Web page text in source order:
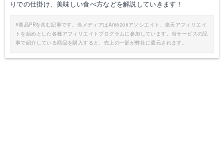
りでの仕掛け、美味しい食べ方などを解説していきます！
※商品PRを含む記事です。当メディアはAmazonアソシエイト、楽天アフィリエイ
トを始めとした各種アフィリエイトプログラムに参加しています。当サービスの記
事で紹介している商品を購入すると、売上の一部が弊社に還元されます。